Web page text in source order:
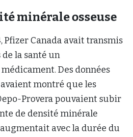
minérale osseuse
Pfizer Canada avait transmis
la santé un
Des données
montré que les
Provera pouvaient subir
de densité minérale
avec la durée du